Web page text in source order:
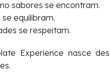
sabores se encontram.
equilibram.
se respeitam.
Experience nasce